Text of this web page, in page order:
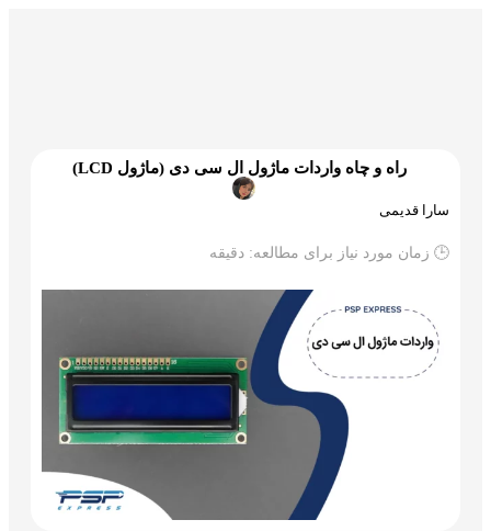
راه و چاه واردات ماژول ال سی دی (ماژول LCD)
سارا قدیمی
🕒 زمان مورد نیاز برای مطالعه: دقیقه